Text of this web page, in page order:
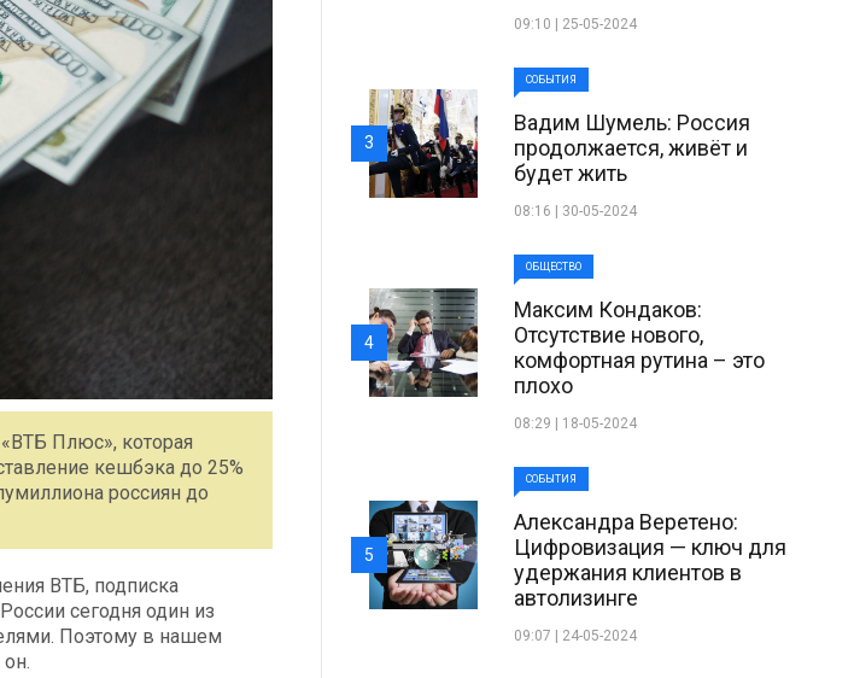
Плюс», которая
кешбэка до 25%
россиян до
ВТБ, подписка
сегодня один из
Поэтому в нашем
09:10 | 25-05-2024
СОБЫТИЯ
Вадим Шумель: Россия
продолжается, живёт и
будет жить
08:16 | 30-05-2024
3
ОБЩЕСТВО
Максим Кондаков:
Отсутствие нового,
комфортная рутина – это
плохо
08:29 | 18-05-2024
4
СОБЫТИЯ
Александра Веретено:
Цифровизация — ключ для
удержания клиентов в
автолизинге
09:07 | 24-05-2024
5